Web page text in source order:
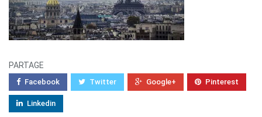
PARTAGE
Facebook Twitter Google+ Pinterest
Linkedin